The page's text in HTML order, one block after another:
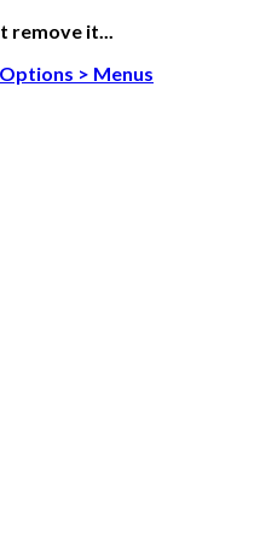
remove it...
> Menus